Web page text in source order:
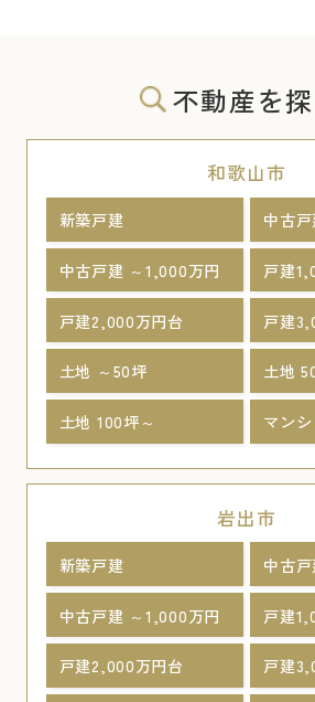
不動産を
和歌山市
新築戸建 中古
中古戸建 ～1,000万円 戸建
戸建2,000万円台 戸建
土地 ～50坪 土地
土地 100坪～ マン
岩出市
新築戸建 中古
中古戸建 ～1,000万円 戸建
戸建2,000万円台 戸建